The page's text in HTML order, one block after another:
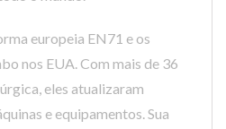
europeia EN71 e os
nos EUA. Com mais de 36
eles atualizaram
e equipamentos. Sua